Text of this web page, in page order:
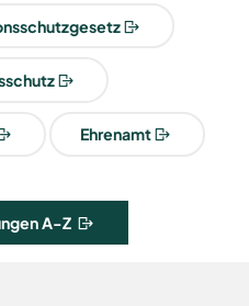
Ehrenamt
A-Z